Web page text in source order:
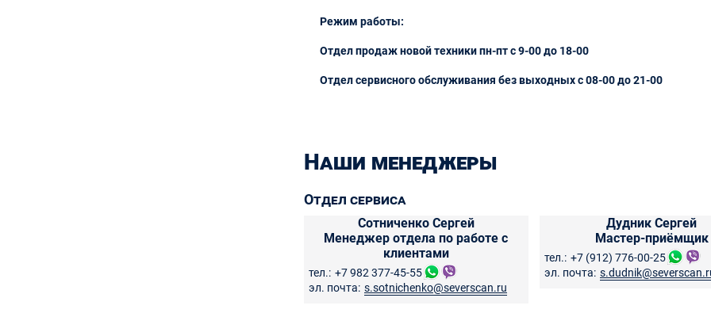
Режим работы:
Отдел продаж новой техники пн-пт с 9-00 до 18-00
Отдел сервисного обслуживания без выходных с 08-00 до 21-00
Наши менеджеры
Отдел сервиса
Сотниченко Сергей
Менеджер отдела по работе с
клиентами
тел.: +7 982 377-45-55
эл. почта: s.sotnichenko@severscan.ru
Дудник Сергей
Мастер-приёмщик
тел.: +7 (912) 776-00-25
эл. почта: